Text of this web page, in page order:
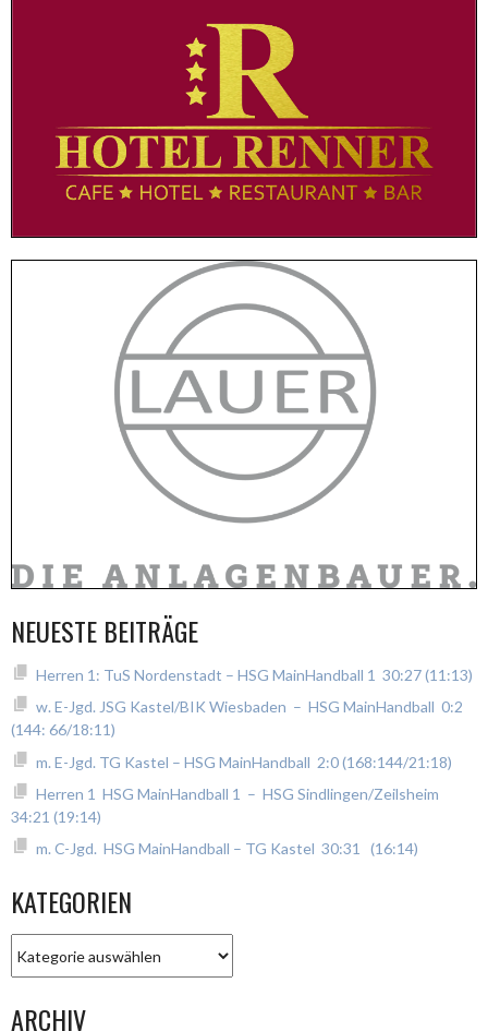
NEUESTE BEITRÄGE
Herren 1: TuS Nordenstadt – HSG MainHandball 1 30:27 (11:13)
w. E-Jgd. JSG Kastel/BIK Wiesbaden – HSG MainHandball 0:2
(144: 66/18:11)
m. E-Jgd. TG Kastel – HSG MainHandball 2:0 (168:144/21:18)
Herren 1 HSG MainHandball 1 – HSG Sindlingen/Zeilsheim
34:21 (19:14)
m. C-Jgd. HSG MainHandball – TG Kastel 30:31 (16:14)
KATEGORIEN
ARCHIV